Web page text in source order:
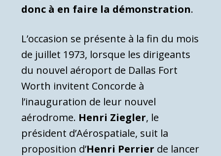
donc à en faire la démonstration.
L’occasion se présente à la fin du mois
de juillet 1973, lorsque les dirigeants
du nouvel aéroport de Dallas Fort
Worth invitent Concorde à
l’inauguration de leur nouvel
aérodrome. Henri Ziegler, le
président d’Aérospatiale, suit la
proposition d’Henri Perrier de lancer